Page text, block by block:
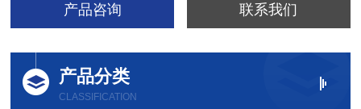
产品咨询 联系我们
产品分类
CLASSIFICATION